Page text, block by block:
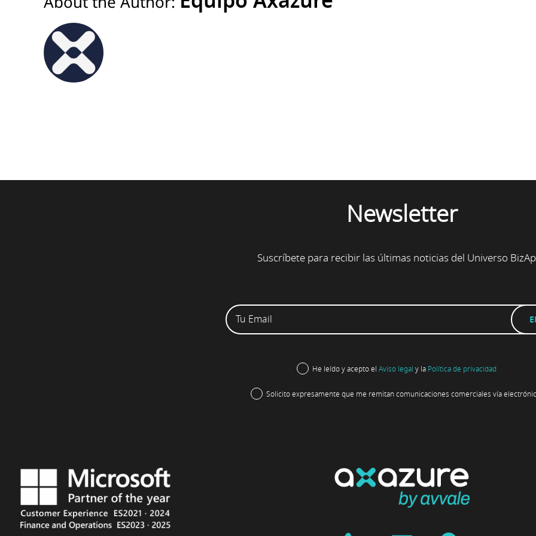
Newsletter
Suscríbete para recibir las últimas noticias del Universo
He leído y acepto el Aviso legal y la Política de privacidad
Solicito expresamente que me remitan comunicaciones comerciales vía